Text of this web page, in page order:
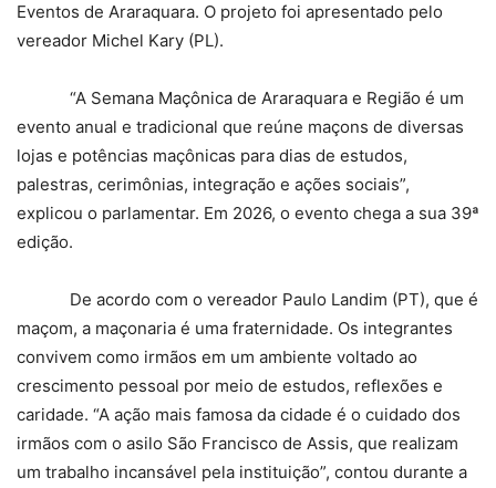
Eventos de Araraquara. O projeto foi apresentado pelo
vereador Michel Kary (PL).
“A Semana Maçônica de Araraquara e Região é um
evento anual e tradicional que reúne maçons de diversas
lojas e potências maçônicas para dias de estudos,
palestras, cerimônias, integração e ações sociais”,
explicou o parlamentar. Em 2026, o evento chega a sua 39ª
edição.
De acordo com o vereador Paulo Landim (PT), que é
maçom, a maçonaria é uma fraternidade. Os integrantes
convivem como irmãos em um ambiente voltado ao
crescimento pessoal por meio de estudos, reflexões e
caridade. “A ação mais famosa da cidade é o cuidado dos
irmãos com o asilo São Francisco de Assis, que realizam
um trabalho incansável pela instituição”, contou durante a